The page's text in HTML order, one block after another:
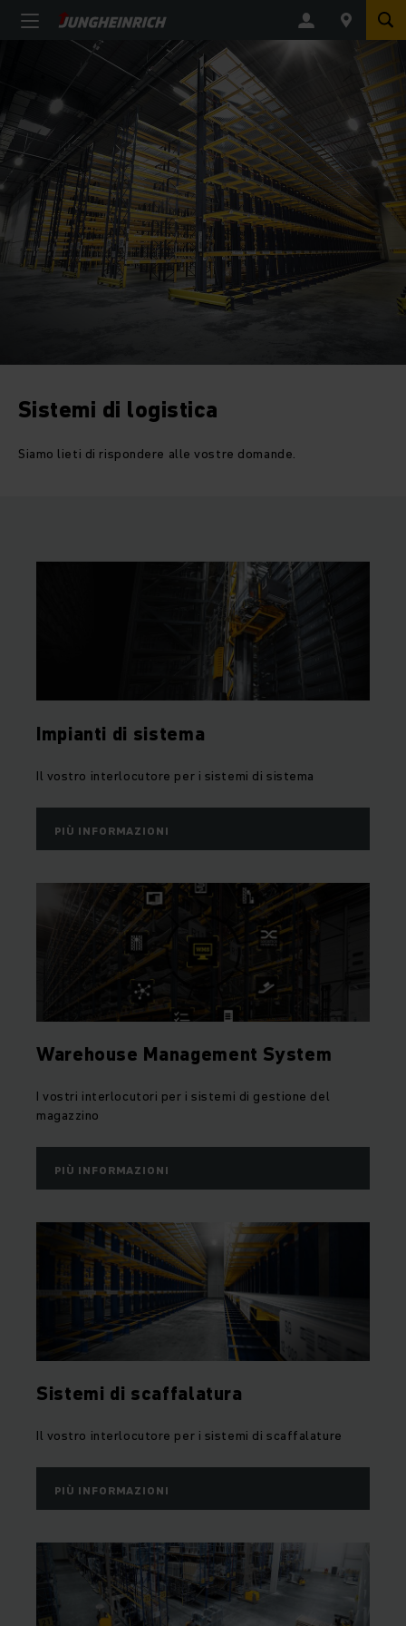
Sistemi di logistica
Siamo lieti di rispondere alle vostre domande.
Impianti di sistema
Il vostro interlocutore per i sistemi di sistema
PIÙ INFORMAZIONI
Warehouse Management System
I vostri interlocutori per i sistemi di gestione del
magazzino
PIÙ INFORMAZIONI
Sistemi di scaffalatura
Il vostro interlocutore per i sistemi di scaffalature
PIÙ INFORMAZIONI